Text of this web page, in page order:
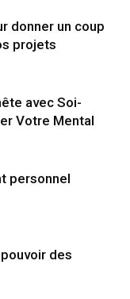
donner un coup
projets
avec Soi-
Votre Mental
personnel
des